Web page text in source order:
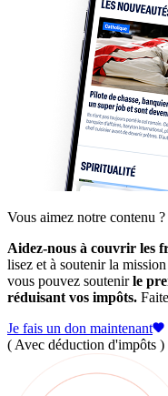
Vous aimez notre contenu ?
Aidez-nous à couvrir les
lisez et à soutenir la
vous pouvez soutenirle
réduisant vos impôts.
Je fais un don maintenant
( Avec déduction d'impôts )